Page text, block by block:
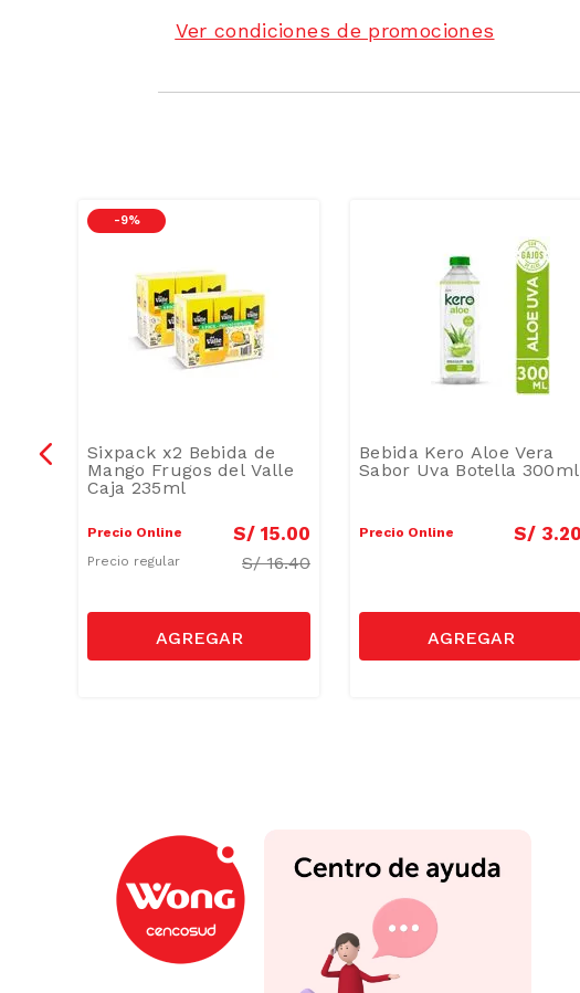
Ver condiciones de promociones
-9 %
Sixpack x2 Bebida de
Mango Frugos del Valle
Caja 235ml
Precio Online S/ 15.00
Precio regular S/16.40
Bebida Kero Aloe Vera
Sabor Uva Botella 300ml
Precio Online S/ 3.20